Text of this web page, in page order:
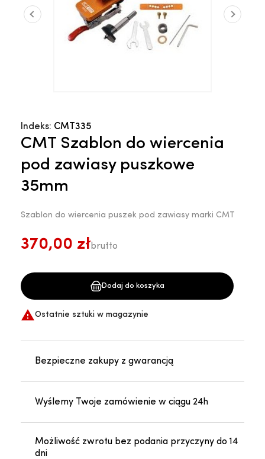
Indeks: CMT335
CMT Szablon do wiercenia
pod zawiasy puszkowe
35mm
Szablon do wiercenia puszek pod zawiasy marki CMT
370,00 złbrutto
Dodaj do koszyka
 Ostatnie sztuki w magazynie
Bezpieczne zakupy z gwarancją
Wyślemy Twoje zamówienie w ciągu 24h
Możliwość zwrotu bez podania przyczyny do 14
dni